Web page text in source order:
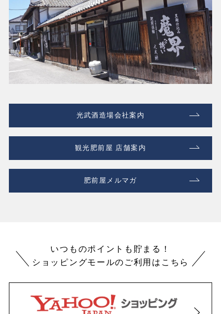
光武酒造場会社案内
観光肥前屋 店舗案内
肥前屋メルマガ
いつものポイントも貯まる！
ショッピングモールのご利用はこちら